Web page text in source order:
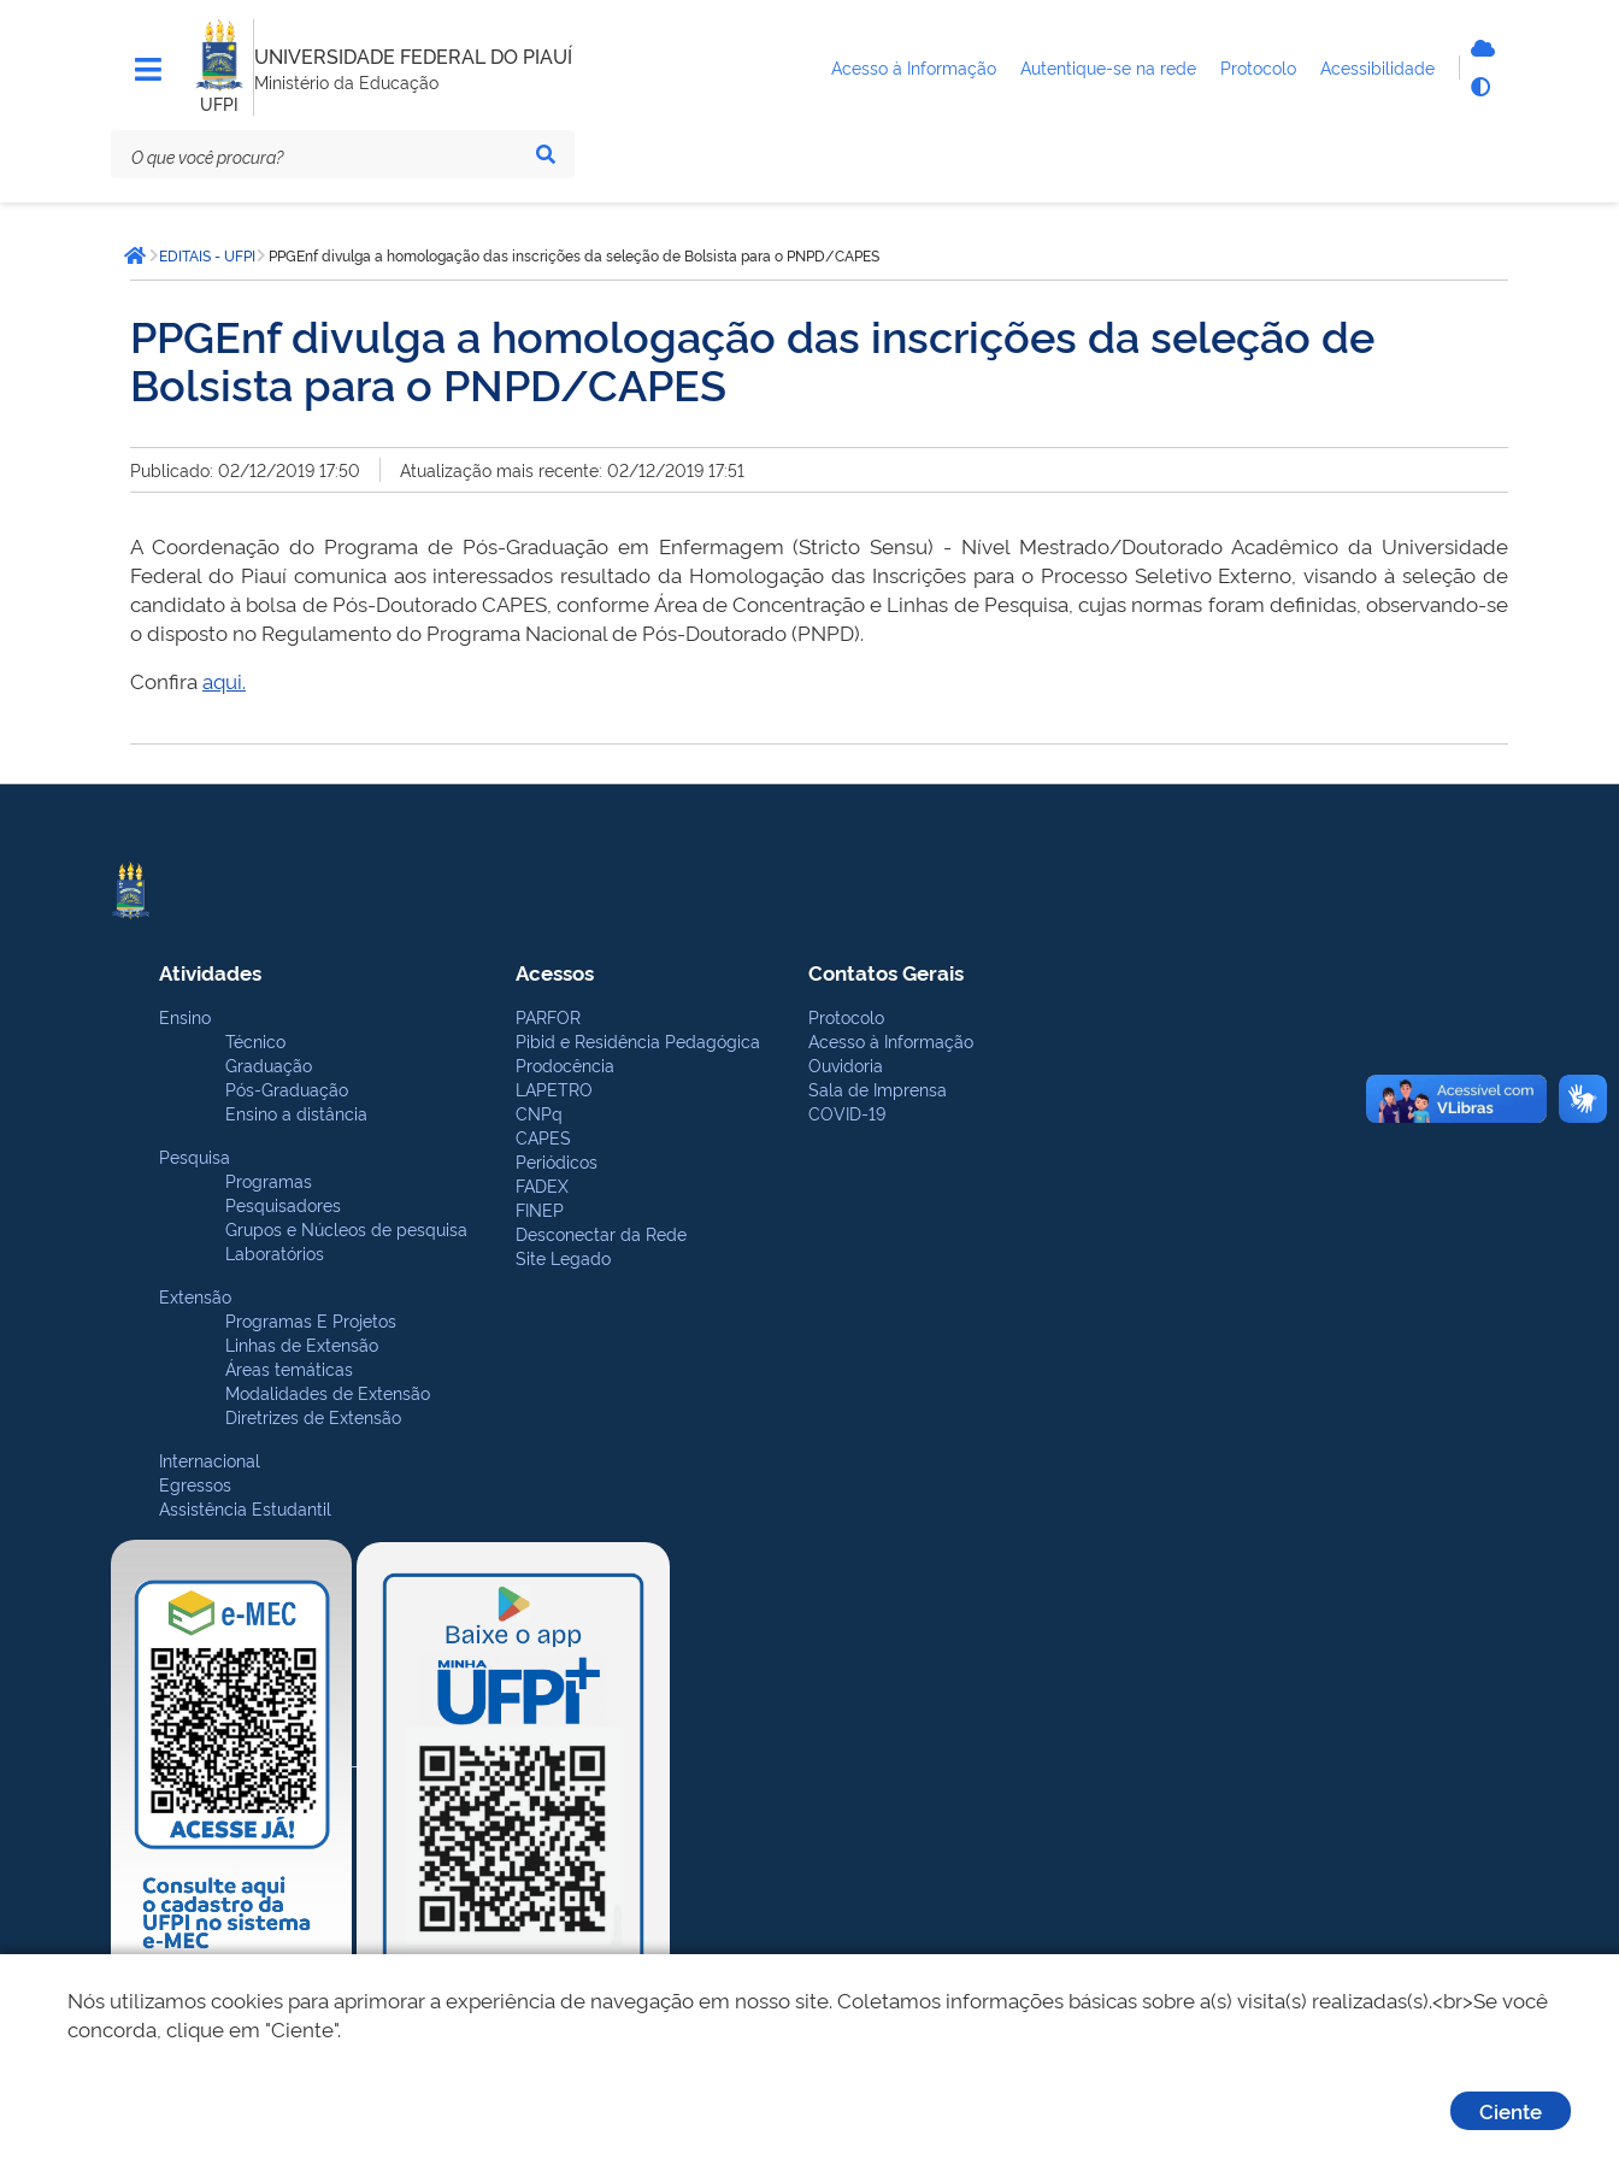
UFPI
UNIVERSIDADE FEDERAL DO PIAUÍ
Ministério da Educação
Acesso à Informação Autentique-se na rede Protocolo Acessibilidade
está
aqui:Página inicial
EDITAIS - UFPI PPGEnf divulga a homologação das inscrições da seleção de Bolsista para o PNPD/CAPES
PPGEnf divulga a homologação das inscrições da seleção de
Bolsista para o PNPD/CAPES
Publicado: 02/12/2019 17:50 Atualização mais recente: 02/12/2019 17:51
A Coordenação do Programa de Pós-Graduação em Enfermagem (Stricto Sensu) - Nível Mestrado/Doutorado Acadêmico da Universidade
Federal do Piauí comunica aos interessados resultado da Homologação das Inscrições para o Processo Seletivo Externo, visando à seleção de
candidato à bolsa de Pós-Doutorado CAPES, conforme Área de Concentração e Linhas de Pesquisa, cujas normas foram definidas, observando-se
o disposto no Regulamento do Programa Nacional de Pós-Doutorado (PNPD).
Confiraaqui.
Atividades
Ensino
Técnico
Graduação
Pós-Graduação
Ensino a distância
Pesquisa
Programas
Pesquisadores
Grupos e Núcleos de pesquisa
Laboratórios
Extensão
Programas E Projetos
Linhas de Extensão
Áreas temáticas
Modalidades de Extensão
Diretrizes de Extensão
Internacional
Egressos
Assistência Estudantil
Acessos
PARFOR
Pibid e Residência Pedagógica
Prodocência
LAPETRO
CNPq
CAPES
Periódicos
FADEX
FINEP
Desconectar da Rede
Site Legado
Contatos Gerais
Protocolo
Acesso à Informação
Ouvidoria
Sala de Imprensa
COVID-19
Nós utilizamos cookies para aprimorar a experiência de navegação em nosso site. Coletamos informações básicas sobre a(s) visita(s) realizadas(s).<br>Se você
concorda, clique em "Ciente".
Ciente